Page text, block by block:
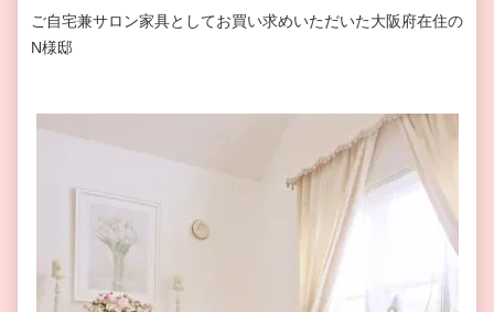
ご自宅兼サロン家具としてお買い求めいただいた大阪府在住の
N様邸